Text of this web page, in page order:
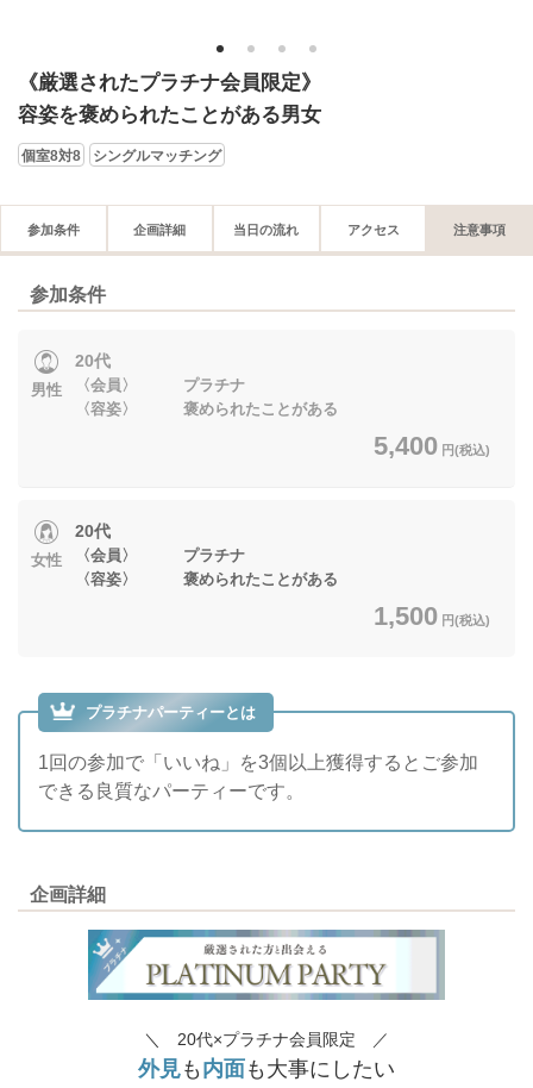
1 2 3 4
《厳選されたプラチナ会員限定》
容姿を褒められたことがある男女
個室8対8 シングルマッチング
参加条件 企画詳細 当日の流れ アクセス 注意事項
参加条件
男性
20代
〈会員〉 プラチナ
〈容姿〉 褒められたことがある
5,400 円(税込)
女性
20代
〈会員〉 プラチナ
〈容姿〉 褒められたことがある
1,500 円(税込)
プラチナパーティーとは
1回の参加で「いいね」を3個以上獲得するとご参加
できる良質なパーティーです。
企画詳細
＼ 20代×プラチナ会員限定 ／
外見も 内面も大事にしたい